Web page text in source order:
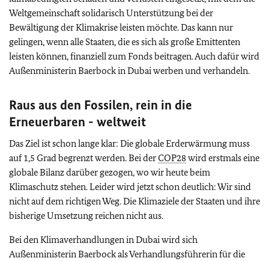
Weltgemeinschaft solidarisch Unterstützung bei der
Bewältigung der Klimakrise leisten möchte. Das kann nur
gelingen, wenn alle Staaten, die es sich als große Emittenten
leisten können, finanziell zum Fonds beitragen. Auch dafür wird
Außenministerin Baerbock in Dubai werben und verhandeln.
Raus aus den Fossilen, rein in die
Erneuerbaren - weltweit
Das Ziel ist schon lange klar: Die globale Erderwärmung muss
auf 1,5 Grad begrenzt werden. Bei derCOP28wird erstmals eine
globale Bilanz darüber gezogen, wo wir heute beim
Klimaschutz stehen. Leider wird jetzt schon deutlich: Wir sind
nicht auf dem richtigen Weg. Die Klimaziele der Staaten und ihre
bisherige Umsetzung reichen nicht aus.
Bei den Klimaverhandlungen in Dubai wird sich
Außenministerin Baerbock als Verhandlungsführerin für die